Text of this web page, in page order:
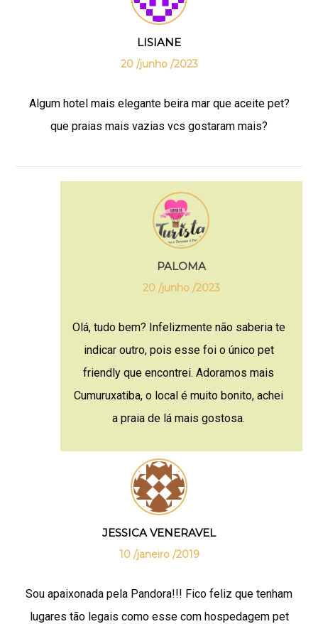
LISIANE
20 /junho /2023
Algum hotel mais elegante beira mar que aceite pet?
que praias mais vazias vcs gostaram mais?
PALOMA
20 /junho /2023
Olá, tudo bem? Infelizmente não saberia te
indicar outro, pois esse foi o único pet
friendly que encontrei. Adoramos mais
Cumuruxatiba, o local é muito bonito, achei
a praia de lá mais gostosa.
JESSICA VENERAVEL
10 /janeiro /2019
Sou apaixonada pela Pandora!!! Fico feliz que tenham
lugares tão legais como esse com hospedagem pet